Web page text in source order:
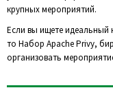
крупных мероприятий.
Если вы ищете
то Набор Apache Privy,
организовать